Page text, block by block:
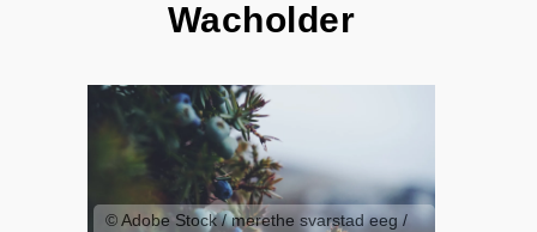
Wacholder
© Adobe Stock / merethe svarstad eeg /